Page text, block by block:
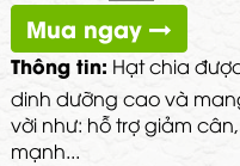
Mua ngay
Thông tin: Hạt chia
dinh dưỡng cao và
vời như: hỗ trợ giảm
mạnh...